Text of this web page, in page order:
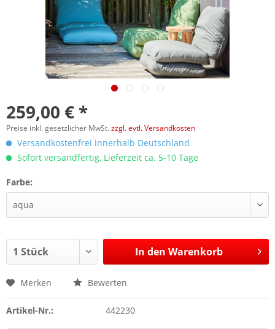
259,00 € *
Preise inkl. gesetzlicher MwSt.zzgl. evtl. Versandkosten
Versandkostenfrei innerhalb Deutschland
Sofort versandfertig, Lieferzeit ca. 5-10 Tage
Farbe:
In den Warenkorb
Merken Bewerten
Artikel-Nr.: 442230